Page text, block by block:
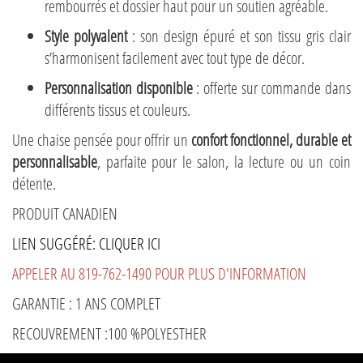
rembourrés et dossier haut pour un soutien agréable.
Style polyvalent: son design épuré et son tissu gris clair
s’harmonisent facilement avec tout type de décor.
Personnalisation disponible: offerte sur commande dans
différents tissus et couleurs.
Une chaise pensée pour offrir un confort fonctionnel, durable et
personnalisable, parfaite pour le salon, la lecture ou un coin
détente.
PRODUIT CANADIEN
LIEN SUGGÉRÉ: CLIQUER ICI
APPELER AU 819-762-1490 POUR PLUS D'INFORMATION
GARANTIE : 1 ANS COMPLET
RECOUVREMENT :100 %POLYESTHER